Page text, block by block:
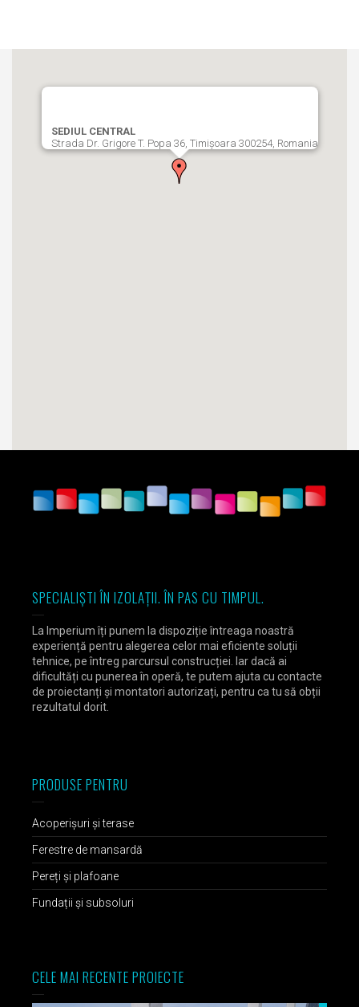
SEDIUL CENTRAL
Strada Dr. Grigore T. Popa 36, Timișoara 300254, Romania
SPECIALIȘTI ÎN IZOLAȚII. ÎN PAS CU TIMPUL.
La Imperium îți punem la dispoziție întreaga noastră
experiență pentru alegerea celor mai eficiente soluții
tehnice, pe întreg parcursul construcției. Iar dacă ai
dificultăți cu punerea în operă, te putem ajuta cu contacte
de proiectanți și montatori autorizați, pentru ca tu să obții
rezultatul dorit.
PRODUSE PENTRU
Acoperișuri și terase
Ferestre de mansardă
Pereți și plafoane
Fundații și subsoluri
CELE MAI RECENTE PROIECTE